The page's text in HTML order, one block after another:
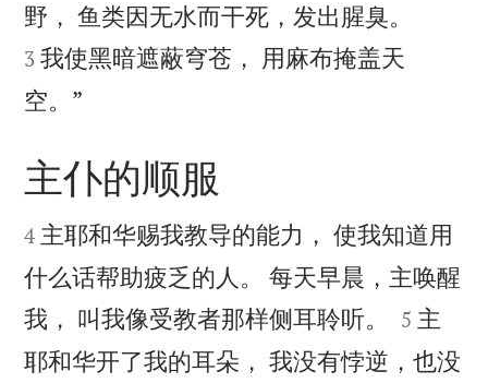
野， 鱼类因无水而干死，发出腥臭。
3 我使黑暗遮蔽穹苍， 用麻布掩盖天
空。”

主仆的顺服

4 主耶和华赐我教导的能力， 使我知道用
什么话帮助疲乏的人。 每天早晨，主唤醒
我， 叫我像受教者那样侧耳聆听。


5 主
耶和华开了我的耳朵， 我没有悖逆，也没